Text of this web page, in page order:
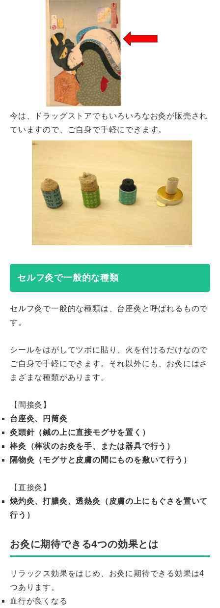
今は、ドラッグストアでもいろいろなお灸が販売され
ていますので、ご自身で手軽にできます。
セルフ灸で一般的な種類
セルフ灸で一般的な種類は、台座灸と呼ばれるもので
す。
シールをはがしてツボに貼り、火を付けるだけなので
ご自身で手軽にできます。それ以外にも、お灸にはさ
まざまな種類があります。
【間接灸】
台座灸、円筒灸
灸頭針（鍼の上に直接モグサを置く）
棒灸（棒状のお灸を手、または器具で行う）
隔物灸（モグサと皮膚の間にものを敷いて行う）
【直接灸】
焼灼灸、打膿灸、透熱灸（皮膚の上にもぐさを置いて
行う）
お灸に期待できる4つの効果とは
リラックス効果をはじめ、お灸に期待できる効果は4
つあります。
血行が良くなる